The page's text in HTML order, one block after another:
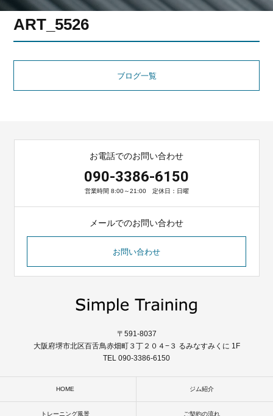
ART_5526
ブログ一覧
お電話でのお問い合わせ
090-3386-6150
営業時間 8:00～21:00 定休日：日曜
メールでのお問い合わせ
お問い合わせ
〒591-8037
大阪府堺市北区百舌鳥赤畑町３丁２０４−３ るみなすみくに 1F
TEL 090-3386-6150
HOME ジム紹介
トレーニング風景 ご契約の流れ